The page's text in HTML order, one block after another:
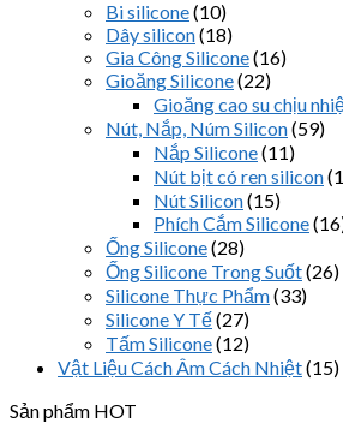
Bi silicone(10)
Dây silicon(18)
Gia Công Silicone(16)
Gioăng Silicone(22)
Gioăng cao su chịu
Nút, Nắp, Núm Silicon(59)
Nắp Silicone(11)
Nút bịt có ren silicon
Nút Silicon(15)
Phích Cắm Silicone
Ống Silicone(28)
Ống Silicone Trong Suốt(26)
Silicone Thực Phẩm(33)
Silicone Y Tế(27)
Tấm Silicone(12)
Vật Liệu Cách Âm Cách Nhiệt(15)
Sản phẩm HOT